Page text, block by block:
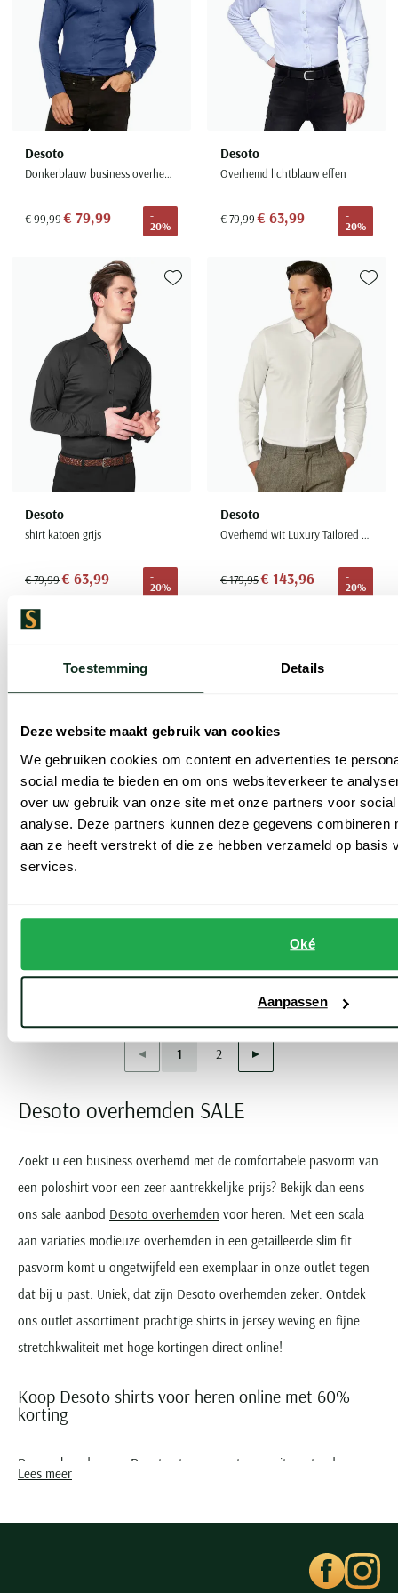
Toestemming Details
Deze website maakt gebruik van cookies
We gebruiken cookies om content en advertenties te
social media te bieden en om ons websiteverkeer te
over uw gebruik van onze site met onze partners voor
analyse. Deze partners kunnen deze gegevens combineren
aan ze heeft verstrekt of die ze hebben verzameld op basis
services.
Oké
Aanpassen
Desoto
Donkerblauw business overhemd slim fit effen katoen
€ 99,99€ 79,99
-
20%
Desoto
Overhemd lichtblauw effen
€ 79,99€ 63,99
-
20%
Desoto
shirt katoen grijs
€ 79,99€ 63,99
-
20%
Toevoegen aan favorieten
Desoto
Overhemd wit Luxury Tailored Fit witte knoop
€ 179,95€ 143,96
-
20%
Desoto
Toevoegen aan favorieten
€ 111,96
Vorige
Current Page
1
Page
2 Volgende
Desoto overhemden SALE
Zoekt u een business overhemd met de comfortabele pasvorm van
een poloshirt voor een zeer aantrekkelijke prijs? Bekijk dan eens
ons sale aanbod Desoto overhemden voor heren. Met een scala
aan variaties modieuze overhemden in een getailleerde slim fit
pasvorm komt u ongetwijfeld een exemplaar in onze outlet tegen
dat bij u past. Uniek, dat zijn Desoto overhemden zeker. Ontdek
ons outlet assortiment prachtige shirts in jersey weving en fijne
stretchkwaliteit met hoge kortingen direct online!
Koop Desoto shirts voor heren online met 60%
korting
De overhemden van ​​Desoto staan garant voor uitmuntend
sale overhemden van Desoto in de outlet van Schulte Herenmode
Lees meer